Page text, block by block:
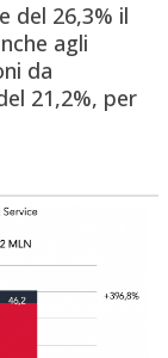
del 26,3% il
agli
da
21,2%, per